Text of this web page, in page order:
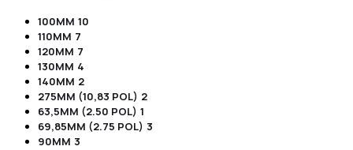
100MM 10
110MM 7
120MM 7
130MM 4
140MM 2
275MM (10,83 POL) 2
63,5MM (2.50 POL) 1
69,85MM (2.75 POL) 3
90MM 3